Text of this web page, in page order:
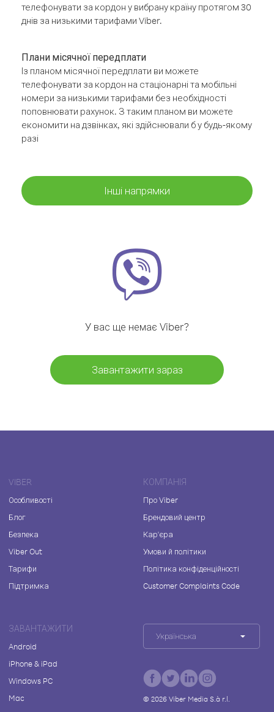
телефонувати за кордон у вибрану країну протягом 30
днів за низькими тарифами Viber.
Плани місячної передплати
Із планом місячної передплати ви можете
телефонувати за кордон на стаціонарні та мобільні
номери за низькими тарифами без необхідності
поповнювати рахунок. З таким планом ви можете
економити на дзвінках, які здійснювали б у будь-якому
разі
Інші напрямки
У вас ще немає Viber?
Завантажити зараз
VIBER
Особливості
Блог
Безпека
Viber Out
Тарифи
Підтримка
КОМПАНІЯ
Про Viber
Брендовий центр
Кар'єра
Умови й політики
Політика конфіденційності
Customer Complaints Code
ЗАВАНТАЖИТИ
Android
iPhone & iPad
Windows PC
Mac
Українська
© 2026Viber Media S.à r.l.